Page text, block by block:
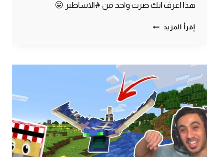
هذا اعرف انك صرت واحد من #الاساطير 😛
إقرأ المزيد ماين
أخيراً
وجدت
القرية
المفقودة
!